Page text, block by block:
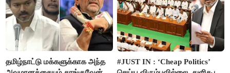
தமிழ்நாட்டு மக்களுக்காக அந்த
#JUST IN : ‘Cheap Politics’